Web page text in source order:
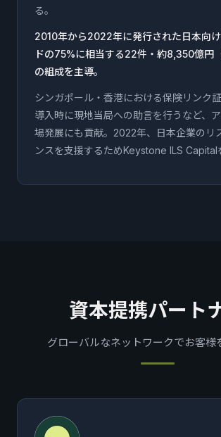
る。
2010年から2022年に発行された日本向
ドの75%に相当する22件・約8,350億円
の組成を主導。
シンガポール・香港における保険リンク
導入時に現地当局への助言を行うなど、
場発展にも貢献。2022年、日本企業のリ
ンスを支援するためKeystone ILS Capital
資本提携パート
グローバルなネットワークでお客様